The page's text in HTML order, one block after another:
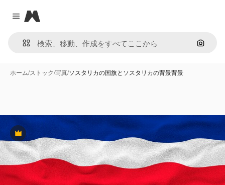
Close menu
Magnific
画像で
ホーム/ストック/写真/ソスタリカの国旗とソスタリカの背景背景
Premium